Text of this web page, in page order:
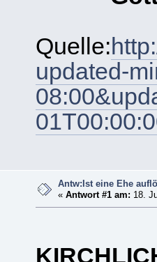
Quelle:
updated-
Antw:Ist eine Ehe
«Antwort #1 am: 18.